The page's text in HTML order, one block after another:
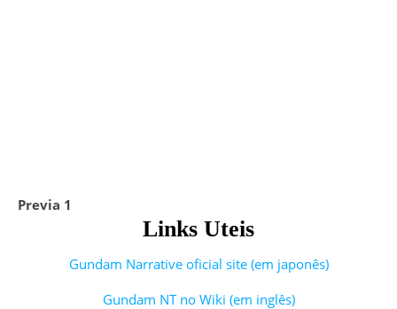
Previa 1
Links Uteis
Gundam Narrative oficial site (em japonês)
Gundam NT no Wiki (em inglês)